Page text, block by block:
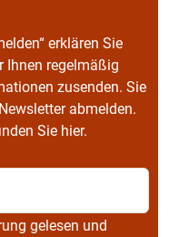
erklären Sie
Ihnen regelmäßig
zusenden. Sie
abmelden.
Sie hier.
gelesen und